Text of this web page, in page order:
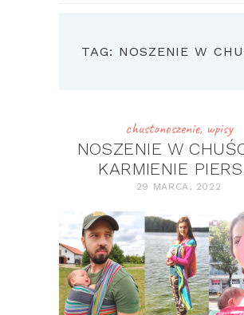
TAG: NOSZENIE W
chustonoszenie, wpisy
NOSZENIE W
KARMIENIE
29 MARCA, 2022